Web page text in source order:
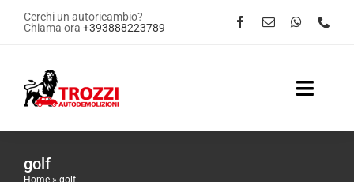
SaltaCerchi un autoricambio?
Chiama ora +393888223789
Toggle
golf
Home » golf